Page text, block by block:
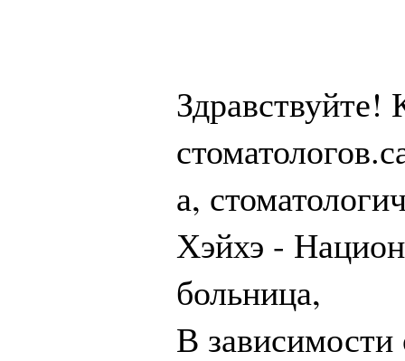
Здравствуйте!
стоматологов.
а,
Хэйхэ -
больница,
В зависимости